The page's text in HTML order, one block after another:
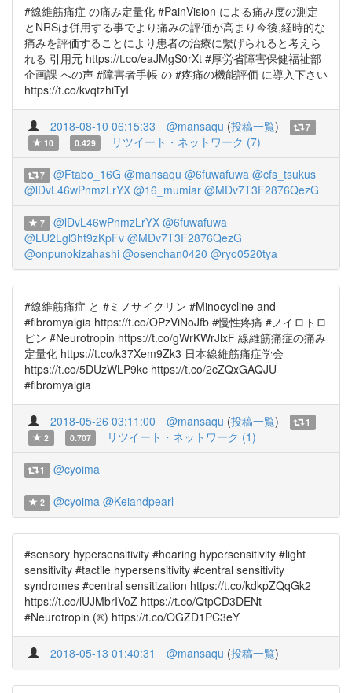
#線維筋痛症 の痛み定量化 #PainVision による痛み度の測定
とNRSは併用する事でより痛みの評価が高まり今後,経時的な
痛みを評価することにより患者の治療に繫げられると考えら
れる 引用元 https://t.co/eaJMgS0rXt #厚労省障害保健福祉部
企画課 への声 #障害者手帳 の #疼痛の機能評価 に導入下さい
https://t.co/kvqtzhiTyI
2018-08-10 06:15:33 @mansaqu (投稿一覧)
7
10
0.429 リツイート・ネットワーク (7)
7 @Ftabo_16G @mansaqu @6fuwafuwa @cfs_tsukus
@lDvL46wPnmzLrYX @16_mumiar @MDv7T3F2876QezG
7 @lDvL46wPnmzLrYX @6fuwafuwa
@LU2Lgl3ht9zKpFv @MDv7T3F2876QezG
@onpunokizahashi @osenchan0420 @ryo0520tya
#線維筋痛症 と #ミノサイクリン #Minocycline and
#fibromyalgia https://t.co/OPzViNoJfb #慢性疼痛 #ノイロトロ
ピン #Neurotropin https://t.co/gWrKWrJlxF 線維筋痛症の痛み
定量化 https://t.co/k37Xem9Zk3 日本線維筋痛症学会
https://t.co/5DUzWLP9kc https://t.co/2cZQxGAQJU
#fibromyalgia
2018-05-26 03:11:00 @mansaqu (投稿一覧)
1
2
0.707 リツイート・ネットワーク (1)
1 @cyoima
2 @cyoima @Keiandpearl
#sensory hypersensitivity #hearing hypersensitivity #light
sensitivity #tactile hypersensitivity #central sensitivity
syndromes #central sensitization https://t.co/kdkpZQqGk2
https://t.co/lUJMbrIVoZ https://t.co/QtpCD3DENt
#Neurotropin (®) https://t.co/OGZD1PC3eY
2018-05-13 01:40:31 @mansaqu (投稿一覧)